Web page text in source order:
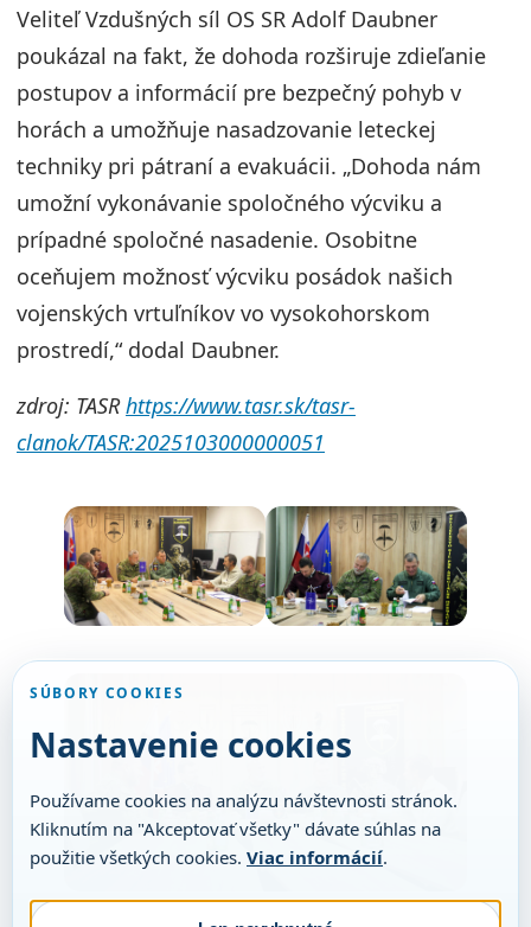
Veliteľ Vzdušných síl OS SR Adolf Daubner
poukázal na fakt, že dohoda rozširuje zdieľanie
postupov a informácií pre bezpečný pohyb v
horách a umožňuje nasadzovanie leteckej
techniky pri pátraní a evakuácii. „Dohoda nám
umožní vykonávanie spoločného výcviku a
prípadné spoločné nasadenie. Osobitne
oceňujem možnosť výcviku posádok našich
vojenských vrtuľníkov vo vysokohorskom
prostredí,“ dodal Daubner.
zdroj: TASRhttps://www.tasr.sk/tasr-
clanok/TASR:2025103000000051
SÚBORY COOKIES
Nastavenie cookies
Používame cookies na analýzu návštevnosti stránok.
Kliknutím na "Akceptovať všetky" dávate súhlas na
použitie všetkých cookies. Viac informácií.